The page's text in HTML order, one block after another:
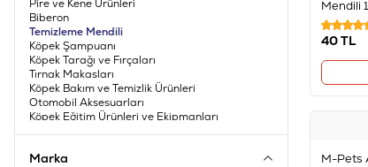
Pire ve Kene Ürünleri
Biberon
Temizleme Mendili
Köpek Şampuanı
Köpek Tarağı ve Fırçaları
Tırnak Makasları
Köpek Bakım ve Temizlik Ürünleri
Otomobil Aksesuarları
Köpek Eğitim Ürünleri ve Ekipmanları
Marka
Mendili
40TL
M-Pets